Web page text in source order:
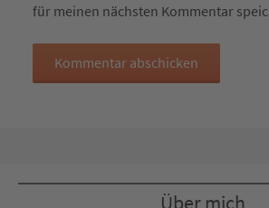
für meinen nächsten Kommentar
Über mich